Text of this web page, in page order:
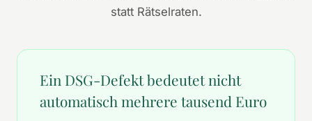
statt Rätselraten.
Ein DSG-Defekt bedeutet nicht
automatisch mehrere tausend Euro